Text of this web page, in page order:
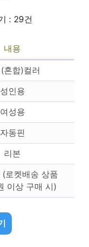
: 29건
내용
혼합)컬러
성인용
여성용
자동핀
리본
(로켓배송 상품
이상 구매 시)